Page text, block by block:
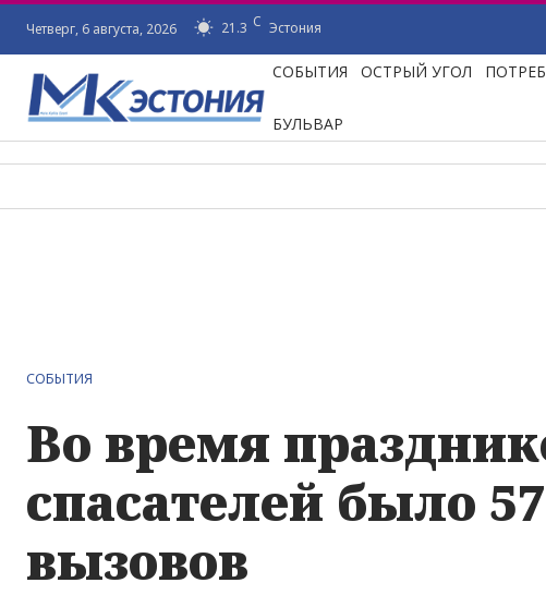
Четверг, 6 августа, 2026 21.3 C Эстония
СОБЫТИЯ ОСТРЫЙ УГОЛ
БУЛЬВАР
СОБЫТИЯ
Во время
спасателей было
вызовов